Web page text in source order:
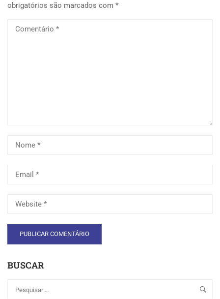
obrigatórios são marcados com *
BUSCAR